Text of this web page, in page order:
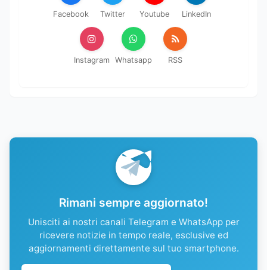
Facebook Twitter Youtube LinkedIn
Instagram Whatsapp RSS
Rimani sempre aggiornato!
Unisciti ai nostri canali Telegram e WhatsApp per
ricevere notizie in tempo reale, esclusive ed
aggiornamenti direttamente sul tuo smartphone.